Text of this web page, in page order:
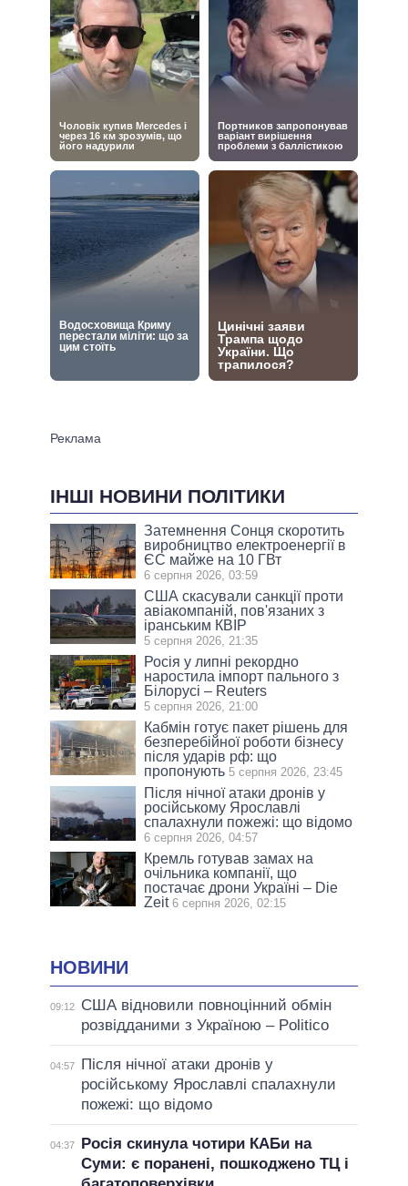
ІНШІ НОВИНИ ПОЛІТИКИ
Затемнення Сонця скоротить
виробництво електроенергії в
ЄС майже на 10 ГВт
6 серпня 2026, 03:59
США скасували санкції проти
авіакомпаній, пов'язаних з
іранським КВІР
5 серпня 2026, 21:35
Росія у липні рекордно
наростила імпорт пального з
Білорусі – Reuters
5 серпня 2026, 21:00
Кабмін готує пакет рішень для
безперебійної роботи бізнесу
після ударів рф: що
пропонують 5 серпня 2026, 23:45
Після нічної атаки дронів у
російському Ярославлі
спалахнули пожежі: що відомо
6 серпня 2026, 04:57
Кремль готував замах на
очільника компанії, що
постачає дрони Україні – Die
Zeit 6 серпня 2026, 02:15
НОВИНИ
09:12
США відновили повноцінний обмін
розвідданими з Україною – Politico
04:57
Після нічної атаки дронів у
російському Ярославлі спалахнули
пожежі: що відомо
04:37
Росія скинула чотири КАБи на
Суми: є поранені, пошкоджено ТЦ і